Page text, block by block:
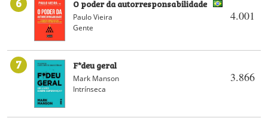
4.001
O poder da autorresponsabilidade
Paulo Vieira
Gente
7
3.866
F*deu geral
Mark Manson
Intrínseca